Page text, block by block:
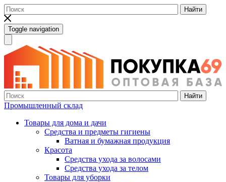
Найти
Toggle navigation
Найти
Промышленный склад
Товары для дома и дачи
Средства и предметы гигиены
Ватная и бумажная продукция
Красота
Средства ухода за волосами
Средства ухода за телом
Товары для уборки